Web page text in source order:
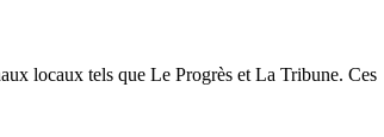
locaux tels que Le Progrès et La Tribune. Ces